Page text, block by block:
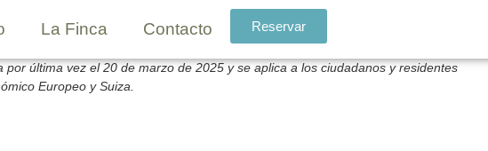
La Finca Contacto Reservar
última vez el 20 de marzo de 2025 y se aplica a los ciudadanos y residentes
Europeo y Suiza.